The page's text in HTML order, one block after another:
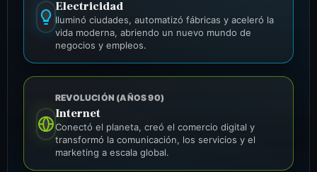
Electricidad
Iluminó ciudades, automatizó fábricas y aceleró la
vida moderna, abriendo un nuevo mundo de
negocios y empleos.
REVOLUCIÓN (AÑOS 90)
Internet
Conectó el planeta, creó el comercio digital y
transformó la comunicación, los servicios y el
marketing a escala global.